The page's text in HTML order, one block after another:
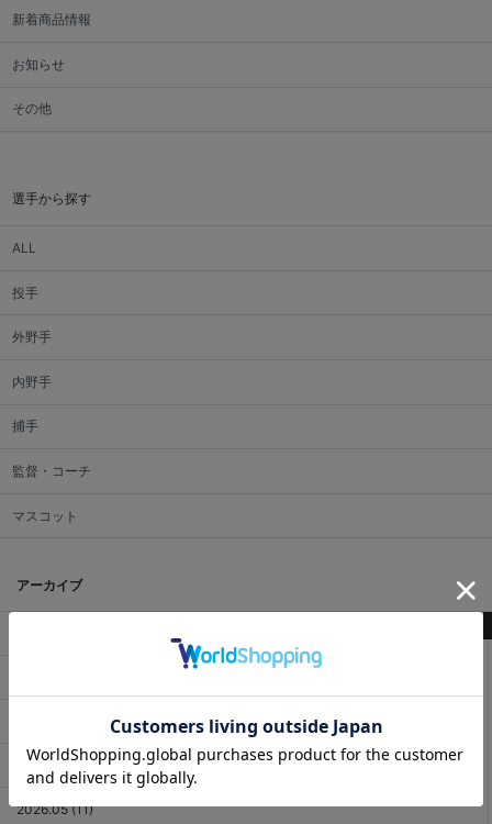
新着商品情報
お知らせ
その他
選手から探す
ALL
投手
外野手
内野手
捕手
監督・コーチ
マスコット
アーカイブ
2026.06 (12)
2026.05 (11)